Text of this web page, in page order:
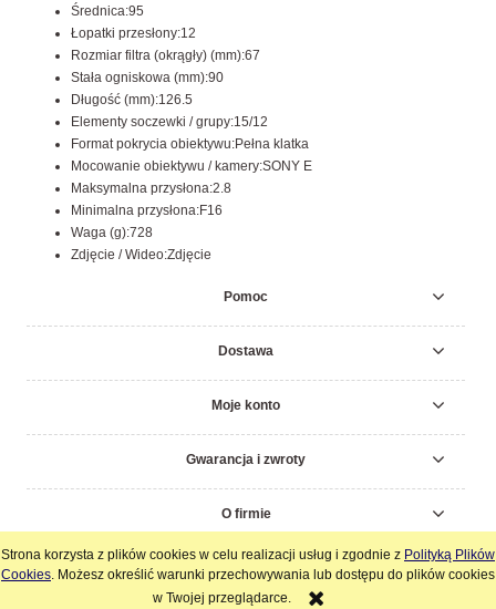
Strona korzysta z plików cookies w celu realizacji usług i zgodnie z Polityką Plików
Cookies. Możesz określić warunki przechowywania lub dostępu do plików cookies
w Twojej przeglądarce.
Średnica:95
Łopatki przesłony:12
Rozmiar filtra (okrągły) (mm):67
Stała ogniskowa (mm):90
Długość (mm):126.5
Elementy soczewki / grupy:15/12
Format pokrycia obiektywu:Pełna klatka
Mocowanie obiektywu / kamery:SONY E
Maksymalna przysłona:2.8
Minimalna przysłona:F16
Waga (g):728
Zdjęcie / Wideo:Zdjęcie
Pomoc
Dostawa
Moje konto
Gwarancja i zwroty
O firmie
pokaż pełną wersję strony
Sklep internetowy Shoper.pl